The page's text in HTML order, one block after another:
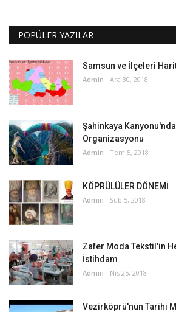
POPÜLER YAZILAR
Samsun ve İlçeleri
Admin Ara 30, 2018
Şahinkaya
Organizasyonu
Admin Tem 5, 2018
KÖPRÜLÜLER DÖNEMİ
Admin Şub 5, 2018
Zafer Moda Tekstil'in
İstihdam
Admin Nis 25, 2018
Vezirköprü'nün Tarihi